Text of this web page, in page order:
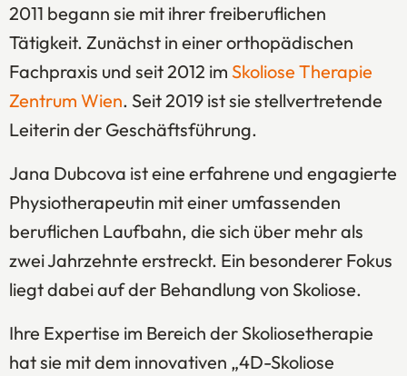
2011 begann sie mit ihrer freiberuflichen
Tätigkeit. Zunächst in einer orthopädischen
Fachpraxis und seit 2012 im Skoliose Therapie
Zentrum Wien. Seit 2019 ist sie stellvertretende
Leiterin der Geschäftsführung.
Jana Dubcova ist eine erfahrene und engagierte
Physiotherapeutin mit einer umfassenden
beruflichen Laufbahn, die sich über mehr als
zwei Jahrzehnte erstreckt. Ein besonderer Fokus
liegt dabei auf der Behandlung von Skoliose.
Ihre Expertise im Bereich der Skoliosetherapie
hat sie mit dem innovativen „4D-Skoliose